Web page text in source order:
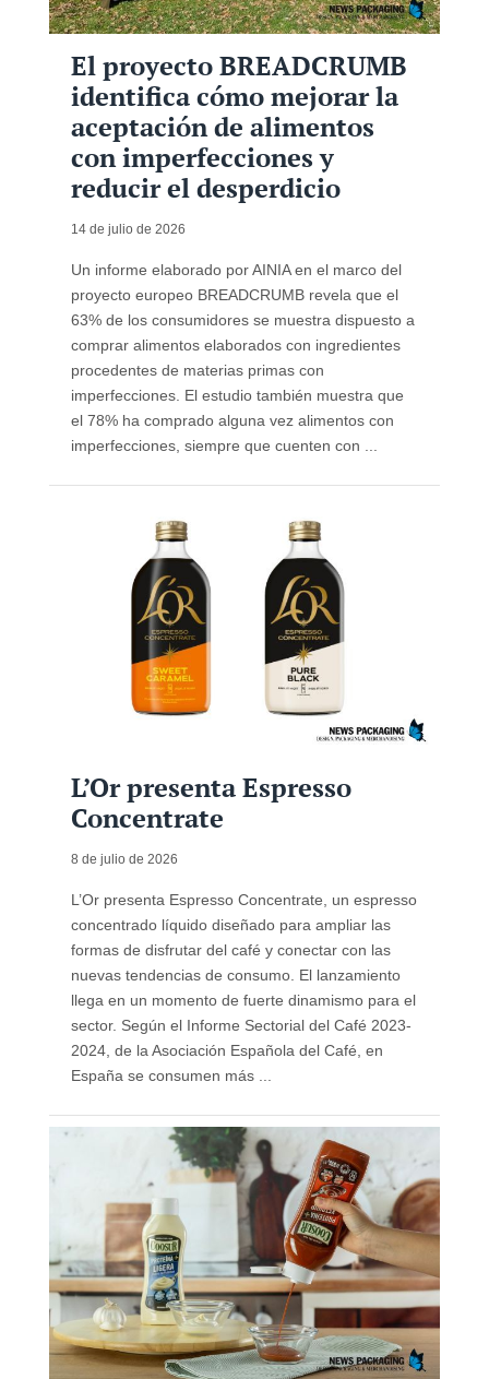
El proyecto BREADCRUMB
identifica cómo mejorar la
aceptación de alimentos
con imperfecciones y
reducir el desperdicio
14 de julio de 2026
Un informe elaborado por AINIA en el marco del
proyecto europeo BREADCRUMB revela que el
63% de los consumidores se muestra dispuesto a
comprar alimentos elaborados con ingredientes
procedentes de materias primas con
imperfecciones. El estudio también muestra que
el 78% ha comprado alguna vez alimentos con
imperfecciones, siempre que cuenten con ...
L’Or presenta Espresso
Concentrate
8 de julio de 2026
L’Or presenta Espresso Concentrate, un espresso
concentrado líquido diseñado para ampliar las
formas de disfrutar del café y conectar con las
nuevas tendencias de consumo. El lanzamiento
llega en un momento de fuerte dinamismo para el
sector. Según el Informe Sectorial del Café 2023-
2024, de la Asociación Española del Café, en
España se consumen más ...